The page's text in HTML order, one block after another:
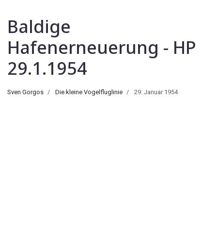
Baldige
Hafenerneuerung - HP
29.1.1954
Sven Gorgos Die kleine Vogelfluglinie 29. Januar 1954